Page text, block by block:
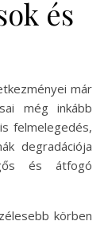
és
már
még inkább
felmelegedés,
degradációja
és átfogó
körben